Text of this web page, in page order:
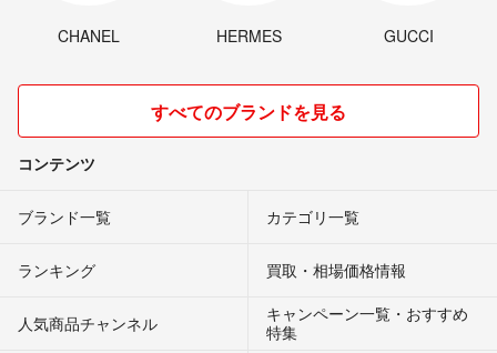
CHANEL HERMES GUCCI
すべてのブランドを見る
コンテンツ
ブランド一覧 カテゴリ一覧
ランキング 買取・相場価格情報
人気商品チャンネル
キャンペーン一覧・おすすめ
特集